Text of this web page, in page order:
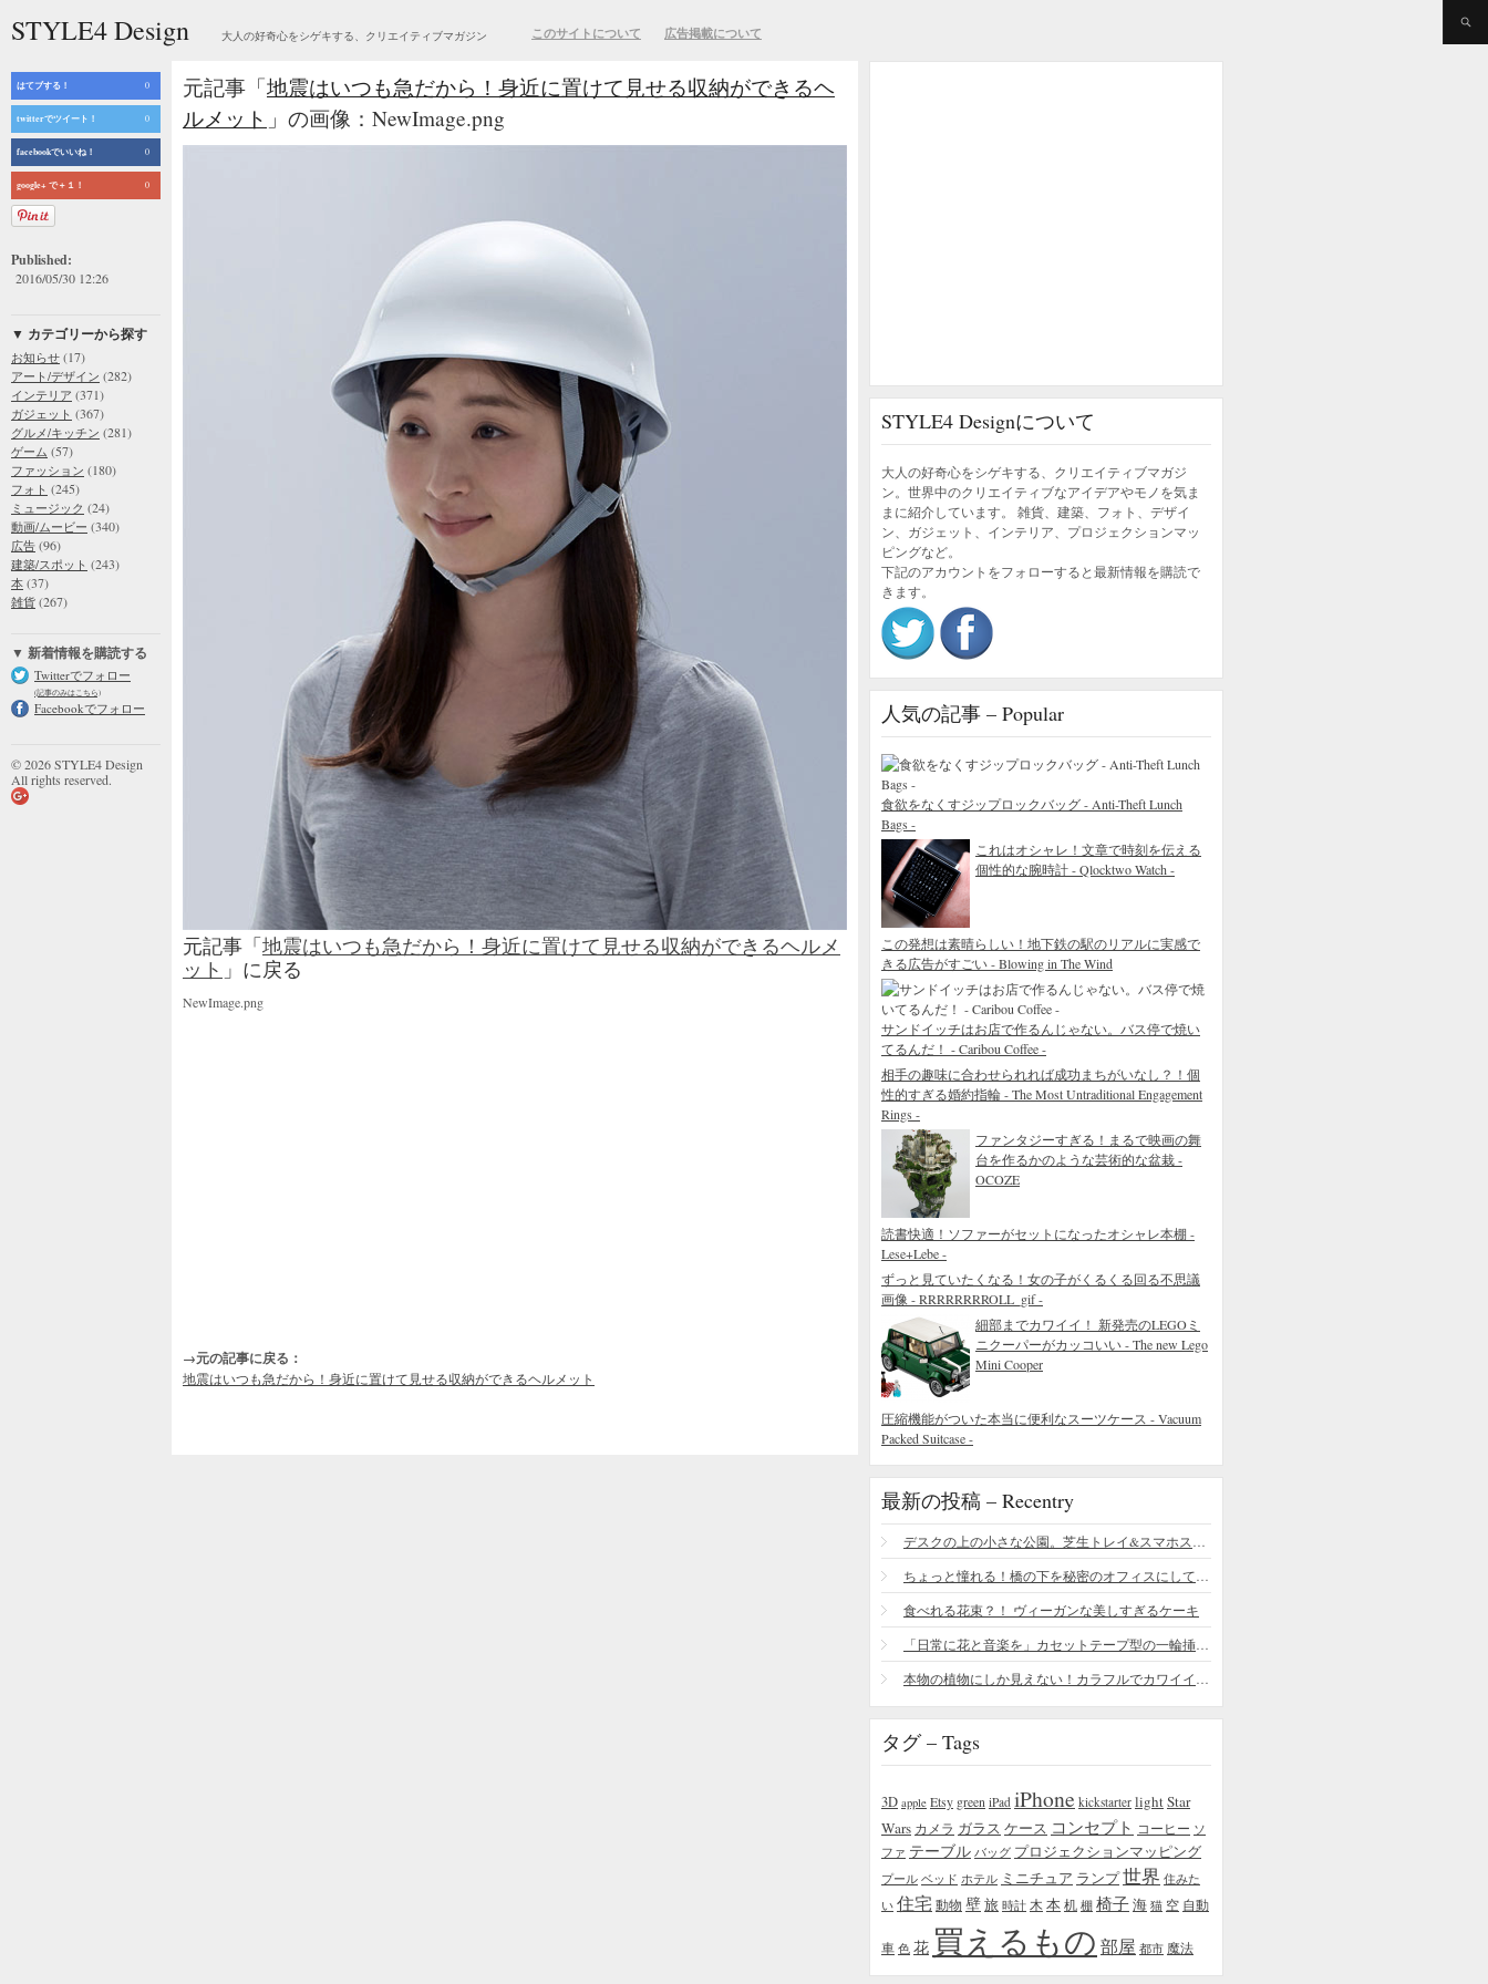
STYLE4 Design 大人の好奇心をシゲキする、クリエイティブマガジン このサイトについて 広告掲載について
はてブする！ 0
twitterでツイート！ 0
facebookでいいね！ 0
google+ で＋１！ 0
Published:
2016/05/30 12:26
▼ カテゴリーから探す
お知らせ (17)
アート/デザイン (282)
インテリア (371)
ガジェット (367)
グルメ/キッチン (281)
ゲーム (57)
ファッション (180)
フォト (245)
ミュージック (24)
動画/ムービー (340)
広告 (96)
建築/スポット (243)
本 (37)
雑貨 (267)
▼ 新着情報を購読する
Twitterでフォロー
(記事のみはこちら)
Facebookでフォロー
© 2026 STYLE4 Design
All rights reserved.
元記事「地震はいつも急だから！身近に置けて見せる収納ができるヘ
ルメット 」の画像：NewImage.png
元記事「地震はいつも急だから！身近に置けて見せる収納ができるヘルメ
ット 」に戻る
NewImage.png
→元の記事に戻る：
地震はいつも急だから！身近に置けて見せる収納ができるヘルメット
STYLE4 Designについて
大人の好奇心をシゲキする、クリエイティブマガジ
ン。世界中のクリエイティブなアイデアやモノを気ま
まに紹介しています。 雑貨、建築、フォト、デザイ
ン、ガジェット、インテリア、プロジェクションマッ
ピングなど。
下記のアカウントをフォローすると最新情報を購読で
きます。
人気の記事 – Popular
食欲をなくすジップロックバッグ - Anti-Theft Lunch
Bags -
これはオシャレ！文章で時刻を伝える
個性的な腕時計 - Qlocktwo Watch -
この発想は素晴らしい！地下鉄の駅のリアルに実感で
きる広告がすごい - Blowing in The Wind
サンドイッチはお店で作るんじゃない。バス停で焼い
てるんだ！ - Caribou Coffee -
相手の趣味に合わせられれば成功まちがいなし？！個
性的すぎる婚約指輪 - The Most Untraditional Engagement
Rings -
ファンタジーすぎる！まるで映画の舞
台を作るかのような芸術的な盆栽 -
OCOZE
読書快適！ソファーがセットになったオシャレ本棚 -
Lese+Lebe -
ずっと見ていたくなる！女の子がくるくる回る不思議
画像 - RRRRRRRROLL_gif -
細部までカワイイ！ 新発売のLEGOミ
ニクーパーがカッコいい - The new Lego
Mini Cooper
圧縮機能がついた本当に便利なスーツケース - Vacuum
Packed Suitcase -
最新の投稿 – Recentry
食べれる花束？！ ヴィーガンな美しすぎるケーキ
タグ – Tags
3D apple Etsy green iPad iPhone kickstarter lightStar
Wars カメラ ガラス ケース コンセプト コーヒー ソ
ファ テーブル バッグ プロジェクションマッピング
プール ベッド ホテル ミニチュア ランプ世界 住みた
い 住宅 動物 壁旅 時計 木 本机 棚 椅子海 猫 空 自動
車 色 花 買えるもの 部屋 都市 魔法